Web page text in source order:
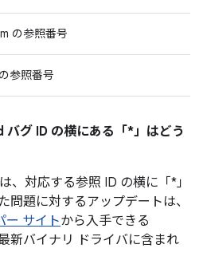
の参照番号
参照番号
グ ID の横にある「*」はどう
、対応する参照 ID の横に「*」
問題に対するアップデートは、
ー サイトから入手できる
新バイナリ ドライバに含まれ